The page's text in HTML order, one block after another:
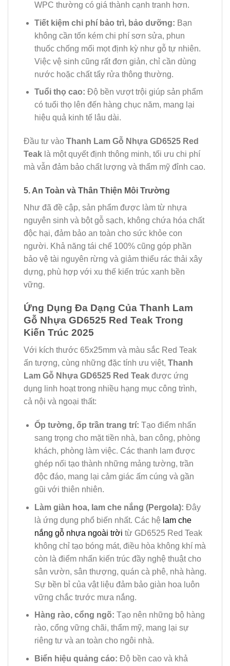
WPC thường có giá thành cạnh tranh hơn.
Tiết kiệm chi phí bảo trì, bảo dưỡng: Bạn
không cần tốn kém chi phí sơn sửa, phun
thuốc chống mối mọt định kỳ như gỗ tự nhiên.
Việc vệ sinh cũng rất đơn giản, chỉ cần dùng
nước hoặc chất tẩy rửa thông thường.
Tuổi thọ cao: Độ bền vượt trội giúp sản phẩm
có tuổi thọ lên đến hàng chục năm, mang lại
hiệu quả kinh tế lâu dài.
Đầu tư vào Thanh Lam Gỗ Nhựa GD6525 Red
Teak là một quyết định thông minh, tối ưu chi phí
mà vẫn đảm bảo chất lượng và thẩm mỹ đỉnh cao.
5. An Toàn và Thân Thiện Môi Trường
Như đã đề cập, sản phẩm được làm từ nhựa
nguyên sinh và bột gỗ sạch, không chứa hóa chất
độc hại, đảm bảo an toàn cho sức khỏe con
người. Khả năng tái chế 100% cũng góp phần
bảo vệ tài nguyên rừng và giảm thiểu rác thải xây
dựng, phù hợp với xu thế kiến trúc xanh bền
vững.
Ứng Dụng Đa Dạng Của Thanh Lam
Gỗ Nhựa GD6525 Red Teak Trong
Kiến Trúc 2025
Với kích thước 65x25mm và màu sắc Red Teak
ấn tượng, cùng những đặc tính ưu việt, Thanh
Lam Gỗ Nhựa GD6525 Red Teak được ứng
dụng linh hoạt trong nhiều hạng mục công trình,
cả nội và ngoại thất:
Ốp tường, ốp trần trang trí: Tạo điểm nhấn
sang trọng cho mặt tiền nhà, ban công, phòng
khách, phòng làm việc. Các thanh lam được
ghép nối tạo thành những mảng tường, trần
độc đáo, mang lại cảm giác ấm cúng và gần
gũi với thiên nhiên.
Làm giàn hoa, lam che nắng (Pergola): Đây
là ứng dụng phổ biến nhất. Các hệ lam che
nắng gỗ nhựa ngoài trời từ GD6525 Red Teak
không chỉ tạo bóng mát, điều hòa không khí mà
còn là điểm nhấn kiến trúc đầy nghệ thuật cho
sân vườn, sân thượng, quán cà phê, nhà hàng.
Sự bền bỉ của vật liệu đảm bảo giàn hoa luôn
vững chắc trước mưa nắng.
Hàng rào, cổng ngõ: Tạo nên những bộ hàng
rào, cổng vững chãi, thẩm mỹ, mang lại sự
riêng tư và an toàn cho ngôi nhà.
Biển hiệu quảng cáo: Độ bền cao và khả